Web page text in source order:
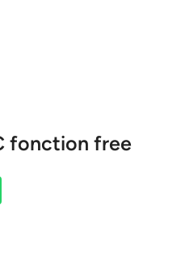
fonction free